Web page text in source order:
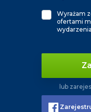
Wyrażam
ofertami
lub